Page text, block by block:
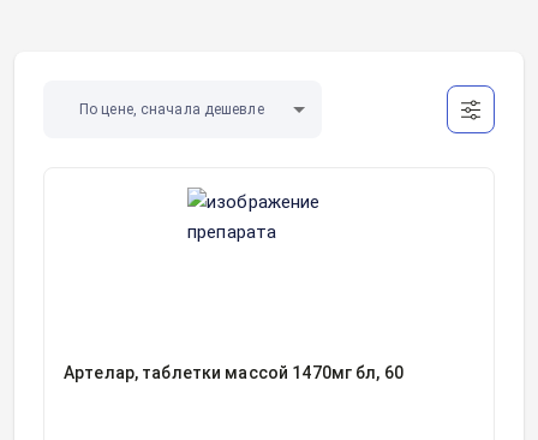
По цене, сначала дешевле
Артелар, таблетки массой 1470мг бл, 60